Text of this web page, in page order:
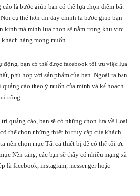
là bước giúp bạn có thể lựa chọn điểm bắt
cụ thể hơn thì đây chính là bước giúp bạn
kính mà mình lựa chọn sẽ nằm trong khu vực
hàng mong muốn.
bạn có thể được facebook tối ưu việc lựa
phù hợp với sản phẩm của bạn. Ngoài ra bạn
cáo theo ý muốn của mình và kế hoạch
công.
quảng cáo, bạn sẽ có những chọn lựa về Loại
thể chọn những thiết bị truy cập của khách
nên chọn mục Tất cả thiết bị để có thể tối ưu
Nền tảng, các bạn sẽ thấy có nhiều mạng xã
là facebook, instagram, messenger hoặc